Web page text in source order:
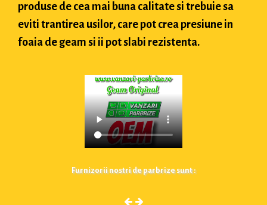
produse de cea mai buna calitate si trebuie sa
eviti trantirea usilor, care pot crea presiune in
foaia de geam si ii pot slabi rezistenta.
Furnizorii nostri de parbrize sunt :